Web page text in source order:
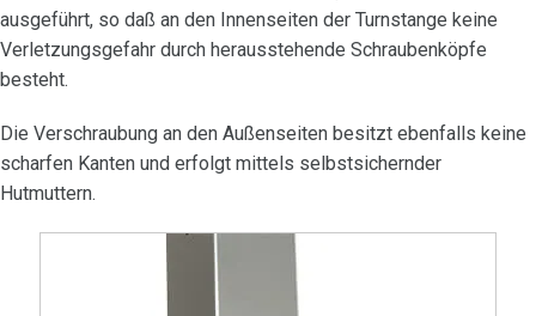
ausgeführt, so daß an den Innenseiten der Turnstange keine
Verletzungsgefahr durch herausstehende Schraubenköpfe
besteht.
Die Verschraubung an den Außenseiten besitzt ebenfalls keine
scharfen Kanten und erfolgt mittels selbstsichernder
Hutmuttern.